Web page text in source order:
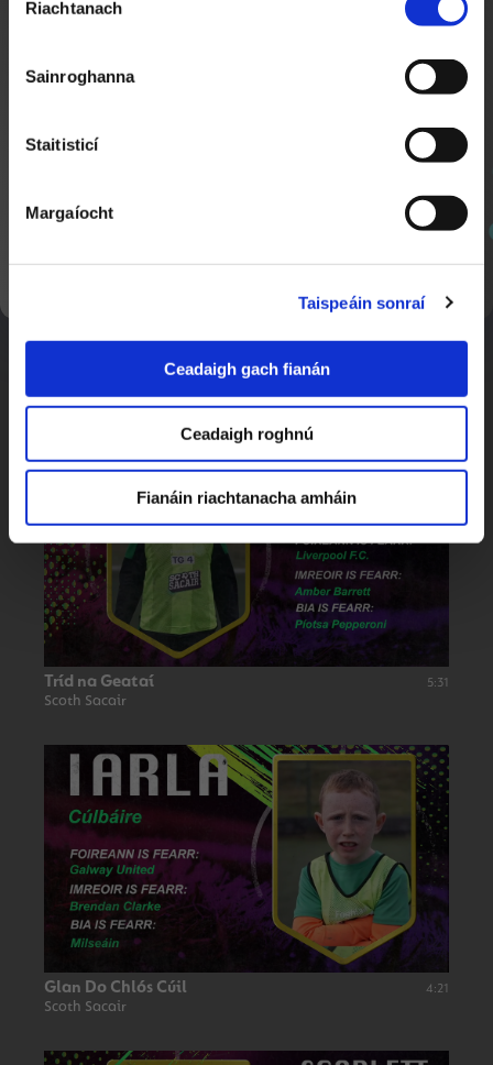
Toilithe
Riachtanach
Sainroghanna
Staitisticí
Margaíocht
Taispeáin sonraí
Ceadaigh gach fianán
Ceadaigh roghnú
Fianáin riachtanacha amháin
Gabh na Liathróidí
Scoth Sacair
5:07
Uimhreacha ag Eitilt
Scoth Sacair
Tríd na Geataí
Scoth Sacair
5:31
Glan Do Chlós Cúil
Scoth Sacair
4:21